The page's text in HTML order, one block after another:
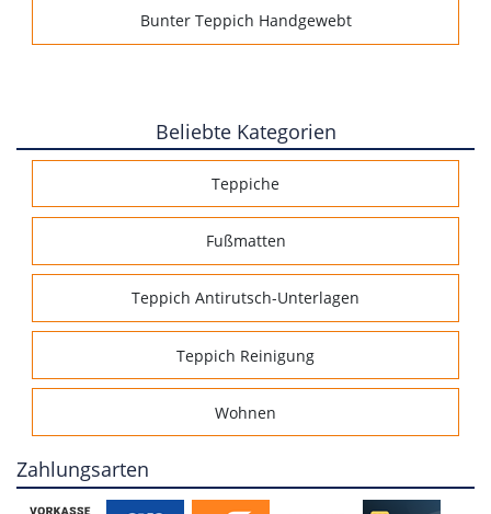
Bunter Teppich Handgewebt
Beliebte Kategorien
Teppiche
Fußmatten
Teppich Antirutsch-Unterlagen
Teppich Reinigung
Wohnen
Zahlungsarten